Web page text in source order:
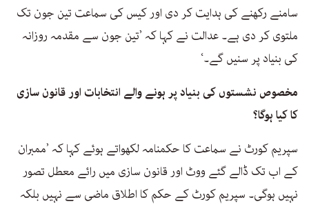
سامنے رکھنے کی ہدایت کر دی اور کیس کی سماعت تین جون تک
ملتوی کر دی ہے۔ عدالت نے کہا کہ ’تین جون سے مقدمہ روزانہ
کی بنیاد پر سنیں گے۔‘
مخصوص نشستوں کی بنیاد پر ہونے والے انتخابات اور قانون سازی
کا کیا ہوگا؟
سپریم کورٹ نے سماعت کا حکمنامہ لکھواتے ہوئے کہا کہ ’ممبران
کے اب تک ڈالے گئے ووٹ اور قانون سازی میں رائے معطل تصور
نہیں ہوگی۔ سپریم کورٹ کے حکم کا اطلاق ماضی سے نہیں بلکہ